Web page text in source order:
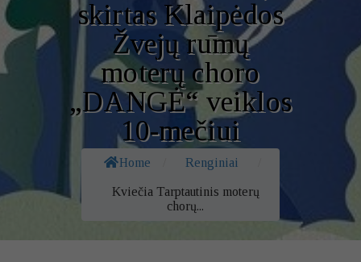
skirtas Klaipėdos
Žvejų rūmų
moterų choro
„DANGĖ“ veiklos
10-mečiui
Home Renginiai
Kviečia Tarptautinis moterų
chorų...